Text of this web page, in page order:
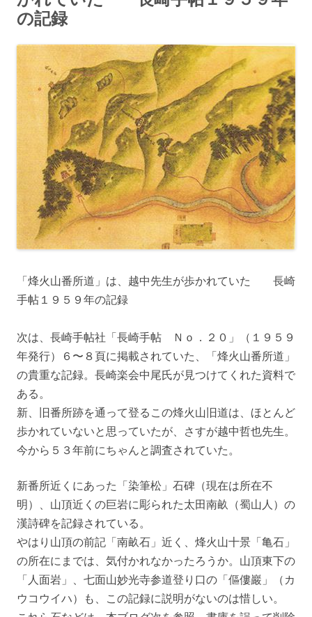
の記録
「烽火山番所道」は、越中先生が歩かれていた 長崎
手帖１９５９年の記録
次は、長崎手帖社「長崎手帖 Ｎｏ．２０」（１９５９
年発行）６〜８頁に掲載されていた、「烽火山番所道」
の貴重な記録。長崎楽会中尾氏が見つけてくれた資料で
ある。
新、旧番所跡を通って登るこの烽火山旧道は、ほとんど
歩かれていないと思っていたが、さすが越中哲也先生。
今から５３年前にちゃんと調査されていた。
新番所近くにあった「染筆松」石碑（現在は所在不
明）、山頂近くの巨岩に彫られた太田南畝（蜀山人）の
漢詩碑を記録されている。
やはり山頂の前記「南畝石」近く、烽火山十景「亀石」
の所在にまでは、気付かれなかったろうか。山頂東下の
「人面岩」、七面山妙光寺参道登り口の「傴僂巖」（カ
ウコウイハ）も、この記録に説明がないのは惜しい。